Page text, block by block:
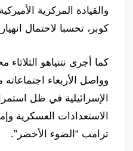
والقيادة المركزية
كوبر، تحسبا لاحتمال
كما أجرى نتنياهو
وواصل الأربعاء
الإسرائيلية في ظل
الاستعدادات العسكرية
ترامب “الضوء الأخضر”.